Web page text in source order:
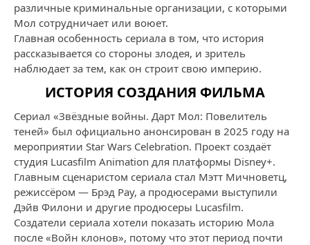
различные криминальные организации, с которыми
Мол сотрудничает или воюет.
Главная особенность сериала в том, что история
рассказывается со стороны злодея, и зритель
наблюдает за тем, как он строит свою империю.
ИСТОРИЯ СОЗДАНИЯ ФИЛЬМА
Сериал «Звёздные войны. Дарт Мол: Повелитель
теней» был официально анонсирован в 2025 году на
мероприятии Star Wars Celebration. Проект создаёт
студия Lucasfilm Animation для платформы Disney+.
Главным сценаристом сериала стал Мэтт Мичноветц,
режиссёром — Брэд Рау, а продюсерами выступили
Дэйв Филони и другие продюсеры Lucasfilm.
Создатели сериала хотели показать историю Мола
после «Войн клонов», потому что этот период почти